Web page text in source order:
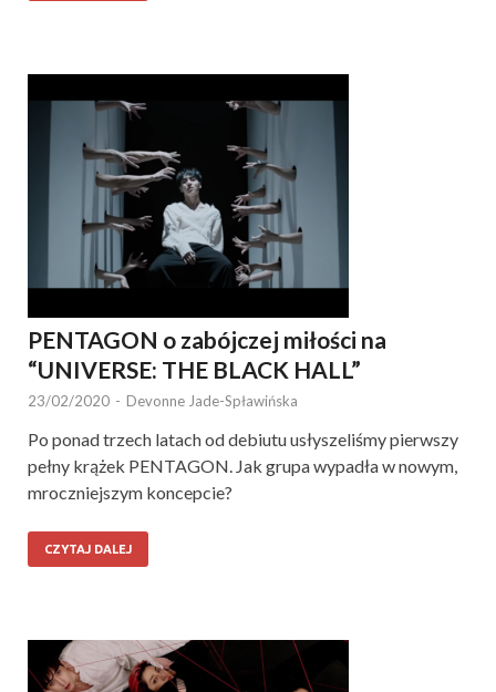
PENTAGON o zabójczej miłości na
“UNIVERSE: THE BLACK HALL”
23/02/2020 - Devonne Jade-Spławińska
Po ponad trzech latach od debiutu usłyszeliśmy pierwszy
pełny krążek PENTAGON. Jak grupa wypadła w nowym,
mroczniejszym koncepcie?
CZYTAJ DALEJ